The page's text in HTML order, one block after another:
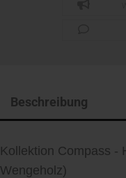
Beschreibung
Kollektion Compass -
Wengeholz)